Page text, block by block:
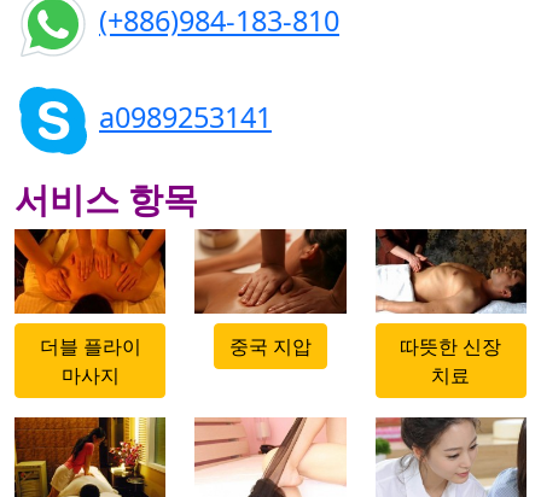
(+886)984-183-810
a0989253141
서비스 항목
500x500
더블 플라이
마사지
500x500
중국 지압
500x500
따뜻한 신장
치료
500x500 500x500 500x500